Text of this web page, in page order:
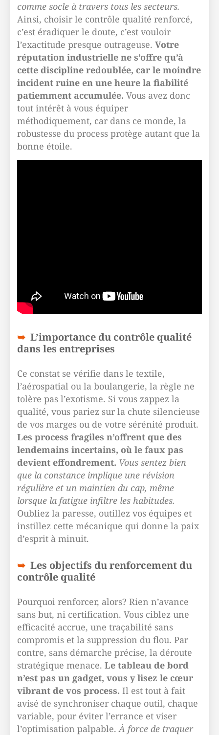
comme socle à travers tous les secteurs.
Ainsi, choisir le contrôle qualité renforcé,
c’est éradiquer le doute, c’est vouloir
l’exactitude presque outrageuse. Votre
réputation industrielle ne s’offre qu’à
cette discipline redoublée, car le moindre
incident ruine en une heure la fiabilité
patiemment accumulée. Vous avez donc
tout intérêt à vous équiper
méthodiquement, car dans ce monde, la
robustesse du process protège autant que la
bonne étoile.
L’importance du contrôle qualité
dans les entreprises
Ce constat se vérifie dans le textile,
l’aérospatial ou la boulangerie, la règle ne
tolère pas l’exotisme. Si vous zappez la
qualité, vous pariez sur la chute silencieuse
de vos marges ou de votre sérénité produit.
Les process fragiles n’offrent que des
lendemains incertains, où le faux pas
devient effondrement. Vous sentez bien
que la constance implique une révision
régulière et un maintien du cap, même
lorsque la fatigue infiltre les habitudes.
Oubliez la paresse, outillez vos équipes et
instillez cette mécanique qui donne la paix
d’esprit à minuit.
Les objectifs du renforcement du
contrôle qualité
Pourquoi renforcer, alors? Rien n’avance
sans but, ni certification. Vous ciblez une
efficacité accrue, une traçabilité sans
compromis et la suppression du flou. Par
contre, sans démarche précise, la déroute
stratégique menace. Le tableau de bord
n’est pas un gadget, vous y lisez le cœur
vibrant de vos process. Il est tout à fait
avisé de synchroniser chaque outil, chaque
variable, pour éviter l’errance et viser
l’optimisation palpable.À force de traquer